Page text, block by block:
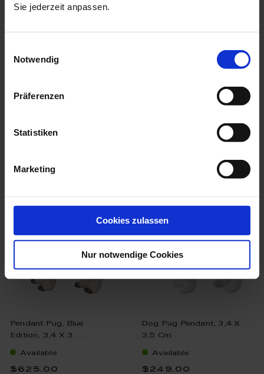
Sie jederzeit anpassen.
Notwendig
Präferenzen
Statistiken
Marketing
Cookies zulassen
Nur notwendige Cookies
Pendant Butterfly, White,
Pendant Elephant Blanket
we think you’ll like these
Pendant Pug, Blue
Edition, 3,4 X 3...
Available
$625.00
Dog Pug Pendant, 3,4 X
3,5 Cm
Available
$249.00